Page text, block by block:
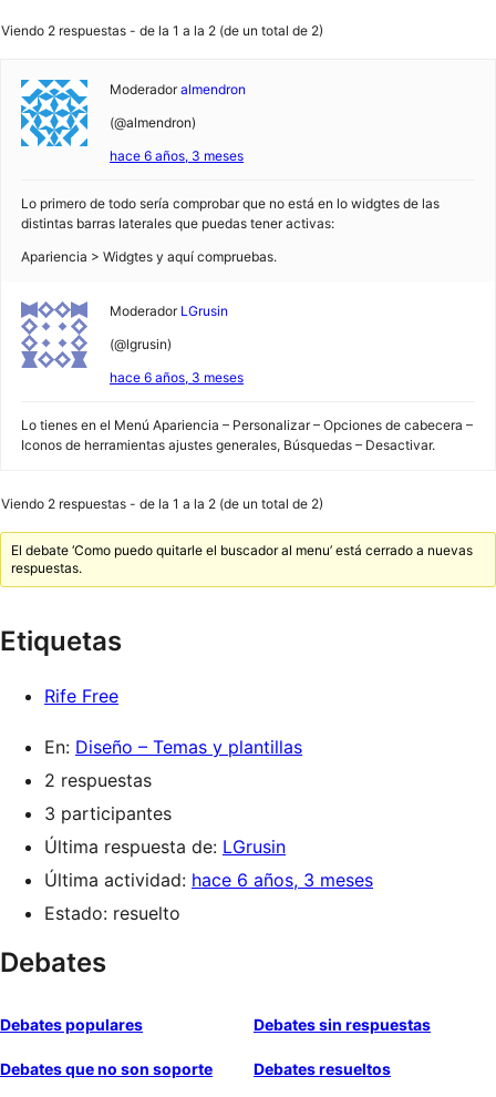
Viendo 2 respuestas - de la 1 a la 2 (de un total de 2)
Moderador almendron
(@almendron)
hace 6 años, 3 meses
Lo primero de todo sería comprobar que no está en lo widgtes de las
distintas barras laterales que puedas tener activas:
Apariencia > Widgtes y aquí compruebas.
Moderador LGrusin
(@lgrusin)
hace 6 años, 3 meses
Lo tienes en el Menú Apariencia – Personalizar – Opciones de cabecera –
Iconos de herramientas ajustes generales, Búsquedas – Desactivar.
Viendo 2 respuestas - de la 1 a la 2 (de un total de 2)
El debate ‘Como puedo quitarle el buscador al menu’ está cerrado a nuevas
respuestas.
Etiquetas
Rife Free
En: Diseño – Temas y plantillas
2 respuestas
3 participantes
Última respuesta de: LGrusin
Última actividad: hace 6 años, 3 meses
Estado: resuelto
Debates
Debates populares Debates sin respuestas
Debates que no son soporte Debates resueltos